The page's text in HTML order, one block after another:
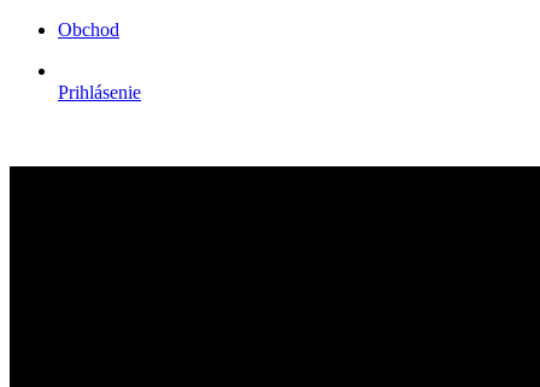
Obchod
Prihlásenie